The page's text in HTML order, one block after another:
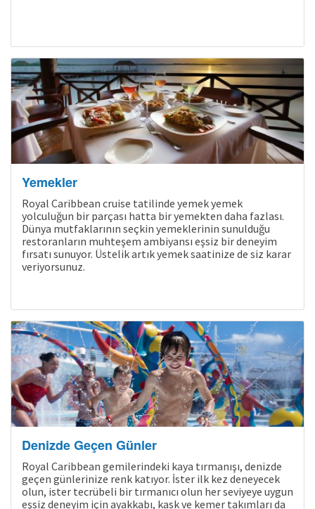
Kampanyalı Turlar
Yemekler
Royal Caribbean cruise tatilinde yemek yemek
yolculuğun bir parçası hatta bir yemekten daha fazlası.
Dünya mutfaklarının seçkin yemeklerinin sunulduğu
restoranların muhteşem ambiyansı eşsiz bir deneyim
fırsatı sunuyor. Üstelik artık yemek saatinize de siz karar
veriyorsunuz.
Denizde Geçen Günler
Royal Caribbean gemilerindeki kaya tırmanışı, denizde
geçen günlerinize renk katıyor. İster ilk kez deneyecek
olun, ister tecrübeli bir tırmanıcı olun her seviyeye uygun
eşsiz deneyim için ayakkabı, kask ve kemer takımları da